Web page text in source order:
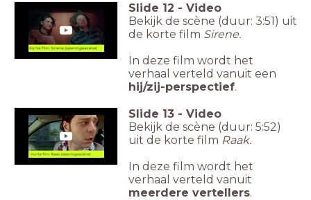
Slide 12 - Video
Bekijk de scène (duur: 3:51) uit
de korte film Sirene.
In deze film wordt het
verhaal verteld vanuit een
hij/zij-perspectief.
Slide 13 - Video
Bekijk de scène (duur: 5:52)
uit de korte film Raak.
In deze film wordt het
verhaal verteld vanuit
meerdere vertellers.